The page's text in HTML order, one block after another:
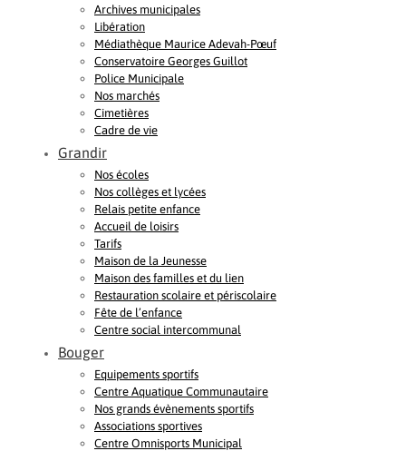
Archives municipales
Libération
Médiathèque Maurice Adevah-Pœuf
Conservatoire Georges Guillot
Police Municipale
Nos marchés
Cimetières
Cadre de vie
Grandir
Nos écoles
Nos collèges et lycées
Relais petite enfance
Accueil de loisirs
Tarifs
Maison de la Jeunesse
Maison des familles et du lien
Restauration scolaire et périscolaire
Fête de l’enfance
Centre social intercommunal
Bouger
Equipements sportifs
Centre Aquatique Communautaire
Nos grands évènements sportifs
Associations sportives
Centre Omnisports Municipal